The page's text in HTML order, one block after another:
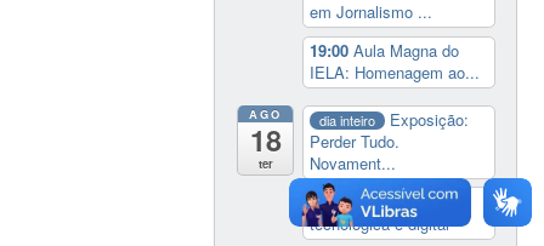
em Jornalismo ...
19:00Aula Magna do
IELA: Homenagem ao...
AGO
18
ter
dia inteiro
Exposição:
Perder Tudo.
Novament...
14:00 Soberania
tecnológica e digital